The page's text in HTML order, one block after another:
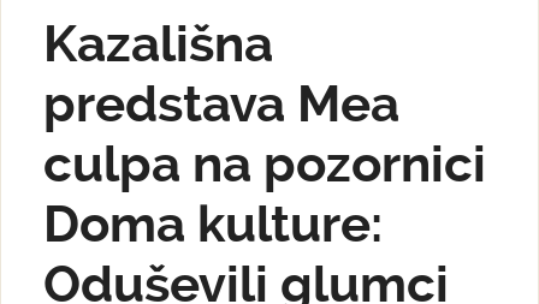
Kazališna
predstava Mea
culpa na pozornici
Doma kulture:
Oduševili glumci